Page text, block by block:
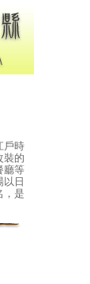
戶時
裝的
廳等
日
，是